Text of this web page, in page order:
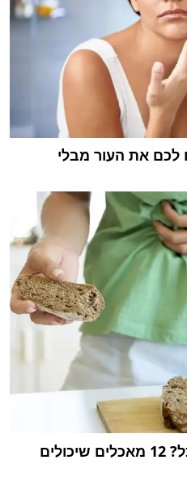
לכם את העור מבלי
הבטן מתנפחת אחרי האוכל? 12 מאכלים שיכולים